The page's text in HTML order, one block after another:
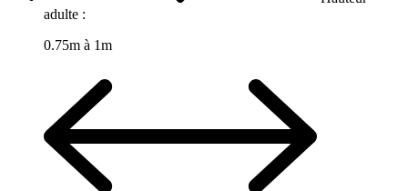
adulte :
0.75m à 1m